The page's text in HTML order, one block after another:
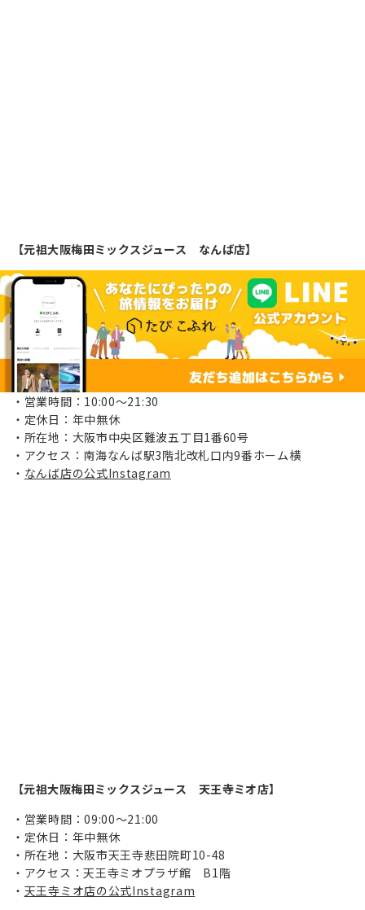
【元祖大阪梅田ミックスジュース なんば店】
営業時間：10:00〜21:30
定休日：年中無休
所在地：大阪市中央区難波五丁目1番60号
アクセス：南海なんば駅3階北改札口内9番ホーム横
なんば店の公式Instagram
【元祖大阪梅田ミックスジュース 天王寺ミオ店】
営業時間：09:00〜21:00
定休日：年中無休
所在地：大阪市天王寺悲田院町10-48
アクセス：天王寺ミオプラザ館 B1階
天王寺ミオ店の公式Instagram